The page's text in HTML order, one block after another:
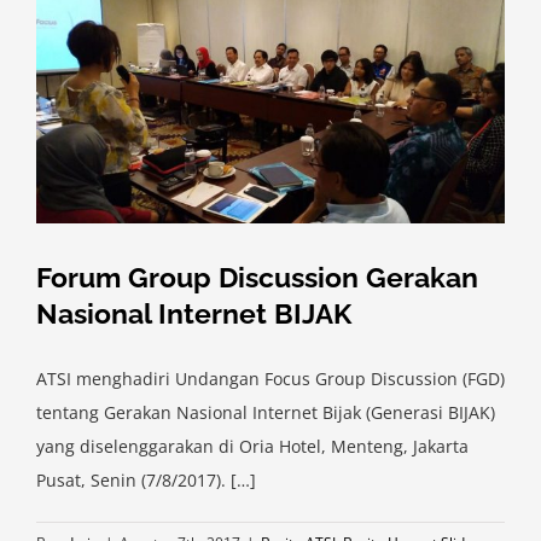
Forum Group Discussion Gerakan
Nasional Internet BIJAK
ATSI menghadiri Undangan Focus Group Discussion (FGD)
tentang Gerakan Nasional Internet Bijak (Generasi BIJAK)
yang diselenggarakan di Oria Hotel, Menteng, Jakarta
Pusat, Senin (7/8/2017). […]